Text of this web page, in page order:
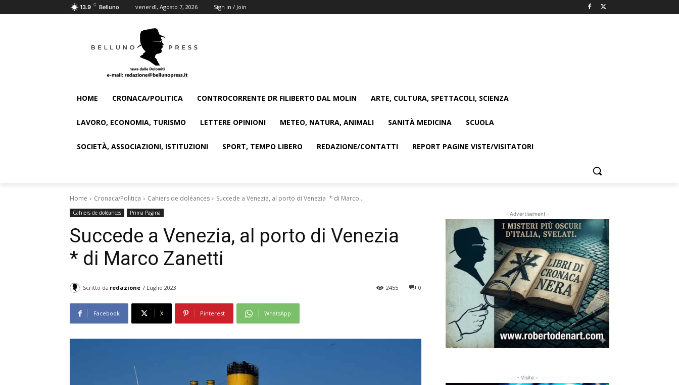
13.9 C Belluno venerdì, Agosto 7, 2026 Sign in / Join
HOME CRONACA/POLITICA CONTROCORRENTE DR FILIBERTO DAL MOLIN ARTE, CULTURA, SPETTACOLI, SCIENZA
LAVORO, ECONOMIA, TURISMO LETTERE OPINIONI METEO, NATURA, ANIMALI SANITÀ MEDICINA SCUOLA
SOCIETÀ, ASSOCIAZIONI, ISTITUZIONI SPORT, TEMPO LIBERO REDAZIONE/CONTATTI REPORT PAGINE VISTE/VISITATORI
Home Cronaca/Politica Cahiers de doléances Succede a Venezia, al porto di Venezia * di Marco...
Cahiers de doléances Prima Pagina
Succede a Venezia, al porto di Venezia
* di Marco Zanetti
Scritto da redazione 7 Luglio 2023 0
2455
Facebook X Pinterest WhatsApp
- Advertisement -
- Visite -